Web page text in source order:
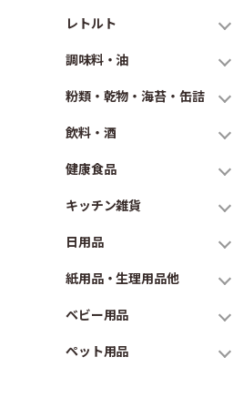
レトルト
調味料・油
粉類・乾物・海苔・缶詰
飲料・酒
健康食品
キッチン雑貨
日用品
紙用品・生理用品他
ベビー用品
ペット用品